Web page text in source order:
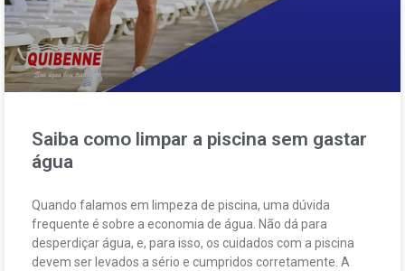
Saiba como limpar a piscina sem gastar
água
Quando falamos em limpeza de piscina, uma dúvida
frequente é sobre a economia de água. Não dá para
desperdiçar água, e, para isso, os cuidados com a piscina
devem ser levados a sério e cumpridos corretamente. A